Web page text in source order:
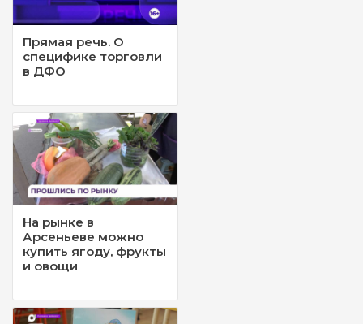
Прямая речь. О
специфике торговли
в ДФО
На рынке в
Арсеньеве можно
купить ягоду, фрукты
и овощи